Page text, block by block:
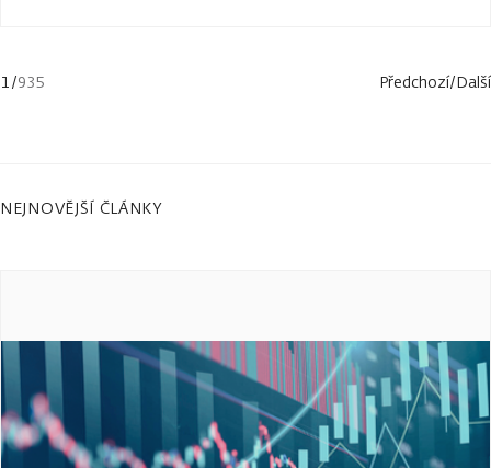
1/935 Předchozí/Další
NEJNOVĚJŠÍ ČLÁNKY